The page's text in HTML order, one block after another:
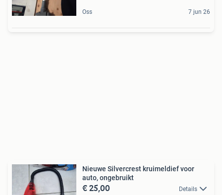
Oss 7 jun 26
Nieuwe Silvercrest kruimeldief voor
auto, ongebruikt
€ 25,00 Details